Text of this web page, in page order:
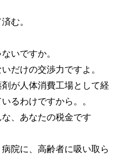
む。
いですか。
だけの交渉力ですよ。
が人体消費工場として経
るわけですから。。
、あなたの税金です
院に、高齢者に吸い取ら